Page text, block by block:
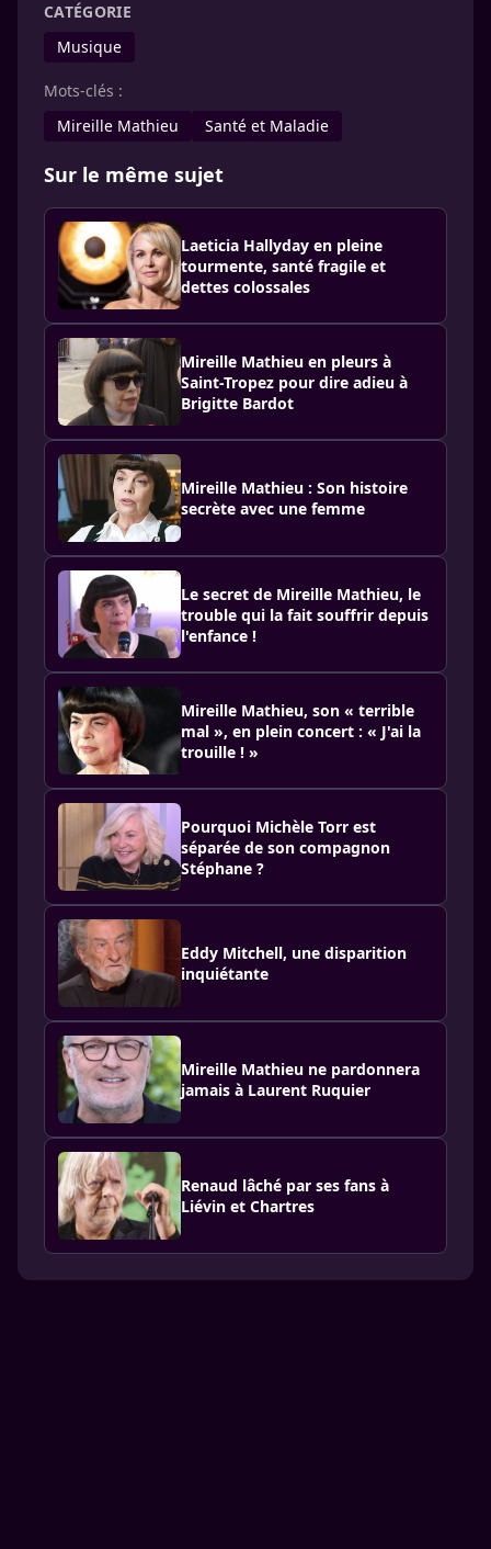
CATÉGORIE
Musique
Mots-clés :
Mireille Mathieu
Santé et Maladie
Sur le même sujet
Laeticia Hallyday en pleine
tourmente, santé fragile et
dettes colossales
Mireille Mathieu en pleurs à
Saint-Tropez pour dire adieu à
Brigitte Bardot
Mireille Mathieu : Son histoire
secrète avec une femme
Le secret de Mireille Mathieu, le
trouble qui la fait souffrir depuis
l'enfance !
Mireille Mathieu, son « terrible
mal », en plein concert : « J'ai la
trouille ! »
Pourquoi Michèle Torr est
séparée de son compagnon
Stéphane ?
Eddy Mitchell, une disparition
inquiétante
Mireille Mathieu ne pardonnera
jamais à Laurent Ruquier
Renaud lâché par ses fans à
Liévin et Chartres